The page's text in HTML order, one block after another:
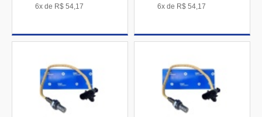
6x de R$ 54,17 6x de R$ 54,17